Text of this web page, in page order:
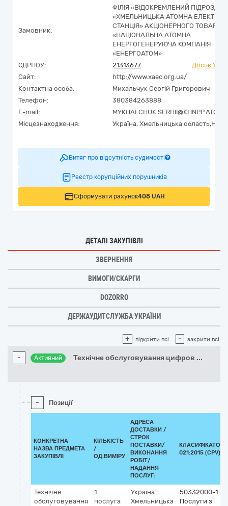
Замовник:
ФІЛІЯ «ВІДОКРЕМЛЕНИЙ ПІДРОЗДІЛ
«ХМЕЛЬНИЦЬКА АТОМНА
СТАНЦІЯ» АКЦІОНЕРНОГО
«НАЦІОНАЛЬНА АТОМНА
ЕНЕРГОГЕНЕРУЮЧА КОМПАНІЯ
«ЕНЕРГОАТОМ»
ЄДРПОУ:
21313677
Досьє
Сайт:
http://www.xaec.org.ua/
Контактна особа:
Михальчук Сергій Григорович
Телефон:
380384263888
E-mail:
Місцезнаходження:
Україна, Хмельницька область,
Витяг про відсутність судимості
Реєстр корупційних порушників
Сформувати рахунок408 UAH
ДЕТАЛІ ЗАКУПІВЛІ
ЗВЕРНЕННЯ
ВИМОГИ/СКАРГИ
DOZORRO
ДЕРЖАУДИТСЛУЖБА УКРАЇНИ
+ відкрити всі - закрити всі
- Активний Технічне обслуговування цифров ...
- Позиції
КОНКРЕТНА
НАЗВА ПРЕДМЕТА
ЗАКУПІВЛІ
КІЛЬКІСТЬ
/
ОД.ВИМІРУ
АДРЕСА
ДОСТАВКИ /
СТРОК
ПОСТАВКИ/
ВИКОНАННЯ
РОБІТ/
НАДАННЯ
ПОСЛУГ:
КЛАСИФІКАТОР
021:2015 (CPV)
Технічне
обслуговування
1
послуга
Україна
Хмельницька
50332000-1
Послуги з